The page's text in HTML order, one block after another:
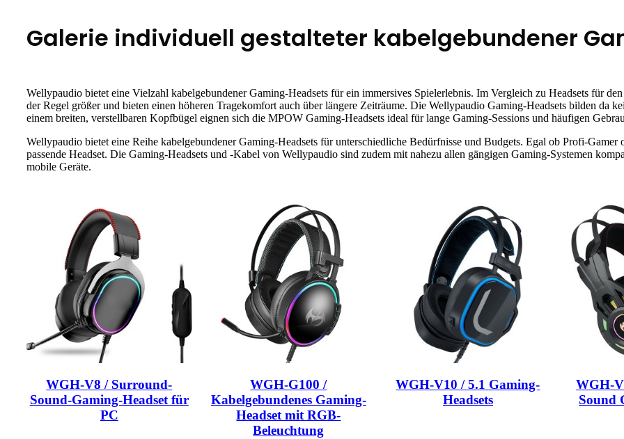
Galerie individuell gestalteter kabelgebundener
Wellypaudio bietet eine Vielzahl kabelgebundener Gaming-Headsets für ein immersives Spielerlebnis. Im Vergleich zu Headsets für
der Regel größer und bieten einen höheren Tragekomfort auch über längere Zeiträume. Die Wellypaudio Gaming-Headsets bilden da
einem breiten, verstellbaren Kopfbügel eignen sich die MPOW Gaming-Headsets ideal für lange Gaming-Sessions und häufigen
Wellypaudio bietet eine Reihe kabelgebundener Gaming-Headsets für unterschiedliche Bedürfnisse und Budgets. Egal ob Profi-
passende Headset. Die Gaming-Headsets und -Kabel von Wellypaudio sind zudem mit nahezu allen gängigen Gaming-Systemen
mobile Geräte.
WGH-V8 / Surround-
Sound-Gaming-Headset für
PC
WGH-G100 /
Kabelgebundenes Gaming-
Headset mit RGB-
Beleuchtung
WGH-V10 / 5.1 Gaming-
Headsets
WGH-
Sound